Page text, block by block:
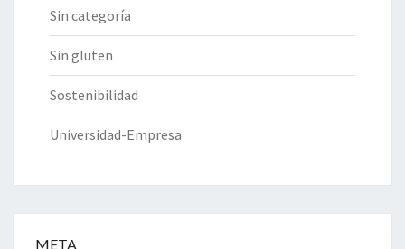
Sin categoría
Sin gluten
Sostenibilidad
Universidad-Empresa
META